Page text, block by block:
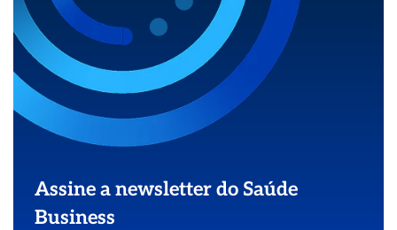
Assine a newsletter do Saúde
Business